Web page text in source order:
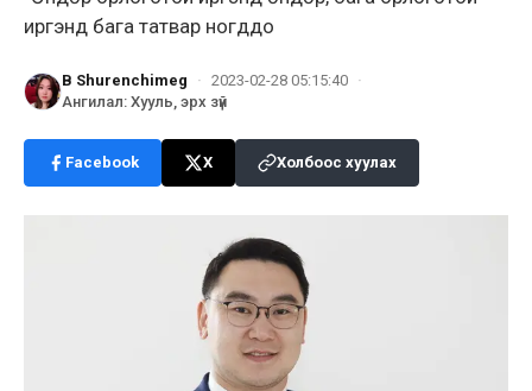
иргэнд бага татвар ногддо
B Shurenchimeg · 2023-02-28 05:15:40 ·
Ангилал: Хууль, эрх зүй
Facebook X Холбоос хуулах